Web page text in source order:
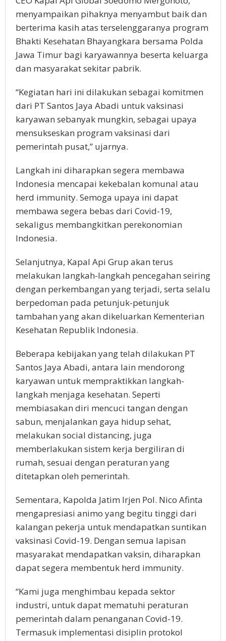
menyampaikan pihaknya menyambut baik dan
berterima kasih atas terselenggaranya program
Bhakti Kesehatan Bhayangkara bersama Polda
Jawa Timur bagi karyawannya beserta keluarga
dan masyarakat sekitar pabrik.
“Kegiatan hari ini dilakukan sebagai komitmen
dari PT Santos Jaya Abadi untuk vaksinasi
karyawan sebanyak mungkin, sebagai upaya
mensukseskan program vaksinasi dari
pemerintah pusat,” ujarnya.
Langkah ini diharapkan segera membawa
Indonesia mencapai kekebalan komunal atau
herd immunity. Semoga upaya ini dapat
membawa segera bebas dari Covid-19,
sekaligus membangkitkan perekonomian
Indonesia.
Selanjutnya, Kapal Api Grup akan terus
melakukan langkah-langkah pencegahan seiring
dengan perkembangan yang terjadi, serta selalu
berpedoman pada petunjuk-petunjuk
tambahan yang akan dikeluarkan Kementerian
Kesehatan Republik Indonesia.
Beberapa kebijakan yang telah dilakukan PT
Santos Jaya Abadi, antara lain mendorong
karyawan untuk mempraktikkan langkah-
langkah menjaga kesehatan. Seperti
membiasakan diri mencuci tangan dengan
sabun, menjalankan gaya hidup sehat,
melakukan social distancing, juga
memberlakukan sistem kerja bergiliran di
rumah, sesuai dengan peraturan yang
ditetapkan oleh pemerintah.
Sementara, Kapolda Jatim Irjen Pol. Nico Afinta
mengapresiasi animo yang begitu tinggi dari
kalangan pekerja untuk mendapatkan suntikan
vaksinasi Covid-19. Dengan semua lapisan
masyarakat mendapatkan vaksin, diharapkan
dapat segera membentuk herd immunity.
“Kami juga menghimbau kepada sektor
industri, untuk dapat mematuhi peraturan
pemerintah dalam penanganan Covid-19.
Termasuk implementasi disiplin protokol